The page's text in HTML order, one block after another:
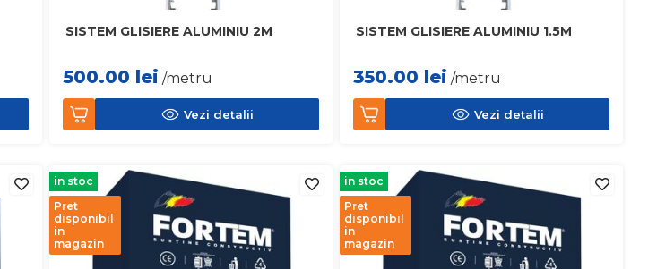
SISTEM GLISIERE ALUMINIU 2M
500.00 lei /metru
Vezi detalii
SISTEM GLISIERE ALUMINIU 1.5M
350.00 lei /metru
Vezi detalii
in stoc
Pret
disponibil
in
magazin
in stoc
Pret
disponibil
in
magazin